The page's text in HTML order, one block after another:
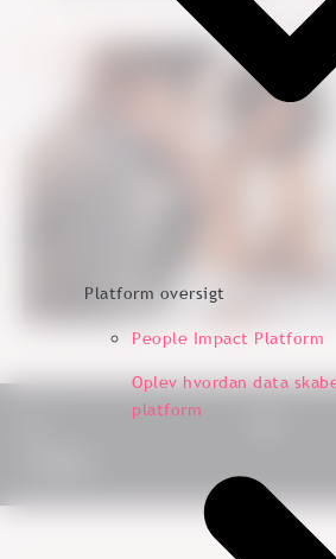
Platform oversigt
People Impact Platform
Oplev hvordan data
platform
5 min read